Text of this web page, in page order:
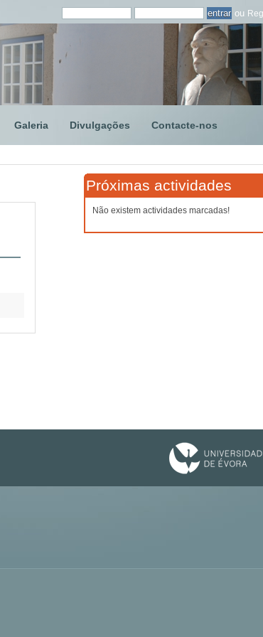
ou
Galeria Divulgações Contacte-nos
Próximas actividades
Não existem actividades marcadas!